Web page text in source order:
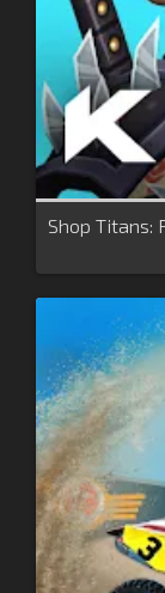
Shop Titans: